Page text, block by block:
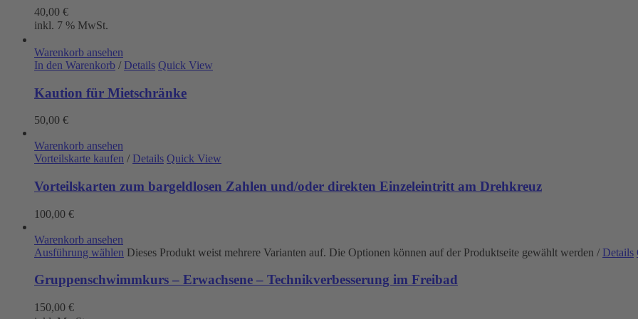
40,00 €
inkl. 7 % MwSt.
Warenkorb ansehen
In den Warenkorb / Details Quick View
Kaution für Mietschränke
50,00 €
Warenkorb ansehen
Vorteilskarte kaufen / Details Quick View
Vorteilskarten zum bargeldlosen Zahlen und/oder direkten Einzeleintritt am Drehkreuz
100,00 €
Warenkorb ansehen
Ausführung wählen Dieses Produkt weist mehrere Varianten auf. Die Optionen können auf der Produktseite gewählt werden / Details
Gruppenschwimmkurs – Erwachsene – Technikverbesserung im Freibad
150,00 €